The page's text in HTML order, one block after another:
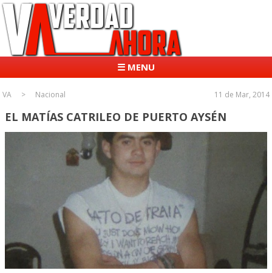
☰ MENU
VA Nacional 11 de Mar, 2014
EL MATÍAS CATRILEO DE PUERTO AYSÉN